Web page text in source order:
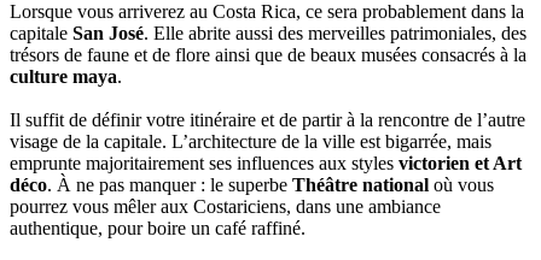
Lorsque vous arriverez au Costa Rica, ce sera probablement dans la
capitale San José. Elle abrite aussi des merveilles patrimoniales, des
trésors de faune et de flore ainsi que de beaux musées consacrés à la
culture maya.
Il suffit de définir votre itinéraire et de partir à la rencontre de l’autre
visage de la capitale. L’architecture de la ville est bigarrée, mais
emprunte majoritairement ses influences aux styles victorien et Art
déco. À ne pas manquer : le superbe Théâtre national où vous
pourrez vous mêler aux Costariciens, dans une ambiance
authentique, pour boire un café raffiné.